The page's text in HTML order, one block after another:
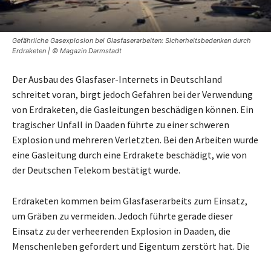
Gefährliche Gasexplosion bei Glasfaserarbeiten: Sicherheitsbedenken durch
Erdraketen | © Magazin Darmstadt
Der Ausbau des Glasfaser-Internets in Deutschland
schreitet voran, birgt jedoch Gefahren bei der Verwendung
von Erdraketen, die Gasleitungen beschädigen können. Ein
tragischer Unfall in Daaden führte zu einer schweren
Explosion und mehreren Verletzten. Bei den Arbeiten wurde
eine Gasleitung durch eine Erdrakete beschädigt, wie von
der Deutschen Telekom bestätigt wurde.
Erdraketen kommen beim Glasfaserarbeits zum Einsatz,
um Gräben zu vermeiden. Jedoch führte gerade dieser
Einsatz zu der verheerenden Explosion in Daaden, die
Menschenleben gefordert und Eigentum zerstört hat. Die